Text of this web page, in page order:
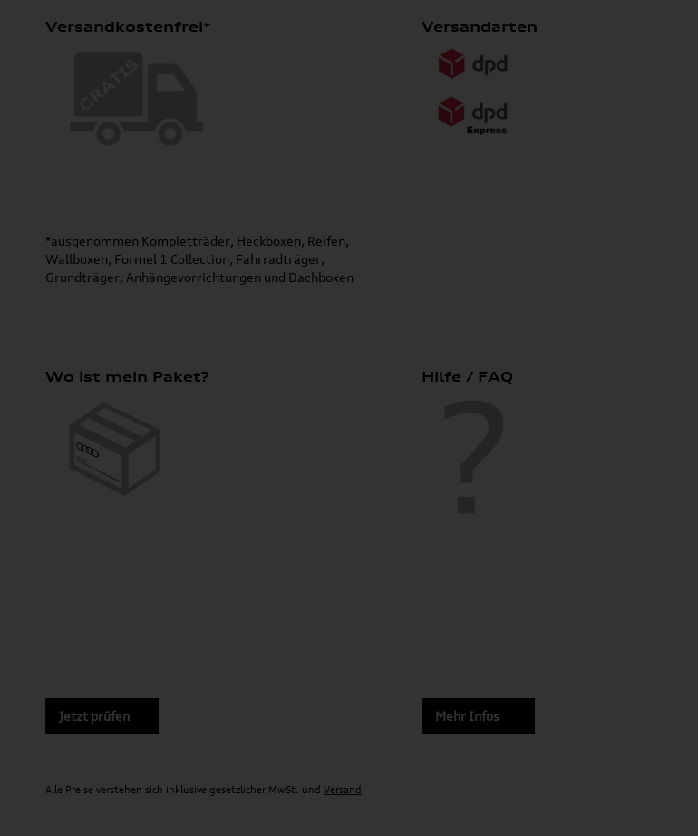
Versandkostenfrei*
*ausgenommen Kompletträder, Heckboxen, Reifen,
Wallboxen, Formel 1 Collection, Fahrradträger,
Grundträger, Anhängevorrichtungen und Dachboxen
Versandarten
Wo ist mein Paket?
Jetzt prüfen
Hilfe / FAQ
Mehr Infos
Alle Preise verstehen sich inklusive gesetzlicher MwSt. und Versand